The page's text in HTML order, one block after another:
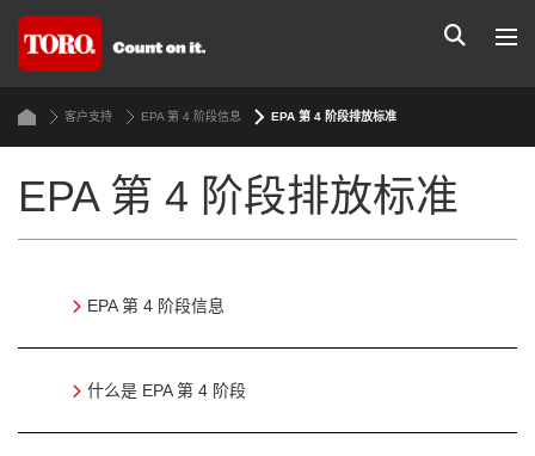
客户支持 EPA 第 4 阶段信息 EPA 第 4 阶段排放标准
EPA 第 4 阶段排放标准
EPA 第 4 阶段信息
什么是 EPA 第 4 阶段